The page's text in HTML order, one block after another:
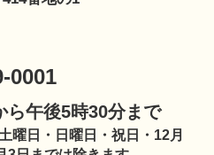
0001
ら午後5時30分まで
曜日・日曜日・祝日・12月